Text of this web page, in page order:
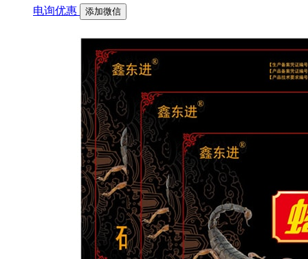
电询优惠 添加微信